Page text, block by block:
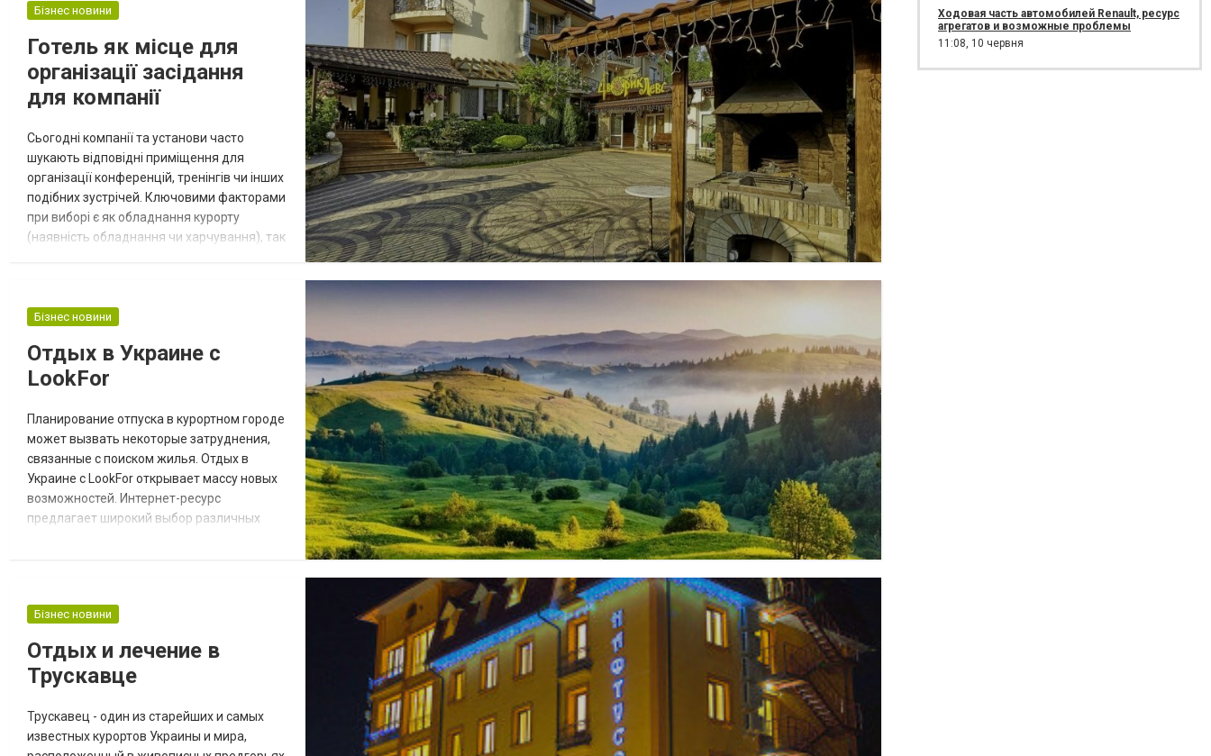
Відвідавши сайт https://romegid.com/uk/ ви
Бізнес новини
Готель як місце для
організації засідання
для компанії
Сьогодні компанії та установи часто
шукають відповідні приміщення для
організації конференцій, тренінгів чи інших
подібних зустрічей. Ключовими факторами
при виборі є як обладнання курорту
(наявність обладнання чи харчування), так
Трускавці буде ідеальним рішенням.
перевагу перед іншими закладами,
оскільки вони можу...
Бізнес новини
Отдых в Украине с
LookFor
Планирование отпуска в курортном городе
может вызвать некоторые затруднения,
связанные с поиском жилья. Отдых в
Украине с LookFor открывает массу новых
возможностей. Интернет-ресурс
предлагает широкий выбор различных
возможности с LookFor Более того,
возможности не только для отдызающих,
но и...
Бізнес новини
Отдых и лечение в
Трускавце
Трускавец - один из старейших и самых
известных курортов Украины и мира,
Ходовая часть автомобилей Renault, ресурс
агрегатов и возможные проблемы
11:08, 10 червня